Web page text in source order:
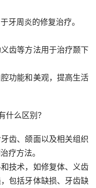
牙周炎的修复治疗。
齿等方法用于治疗颞下
功能和美观，提高生活
什么区别？
齿、颌面以及相关组织
疗方法。
技术，如修复体、义齿
包括牙体缺损、牙齿缺